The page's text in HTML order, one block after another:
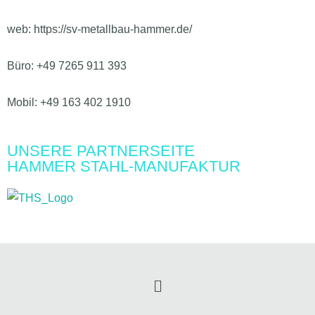
web: https://sv-metallbau-hammer.de/
Büro: +49 7265 911 393
Mobil: +49 163 402 1910
UNSERE PARTNERSEITE
HAMMER STAHL-MANUFAKTUR